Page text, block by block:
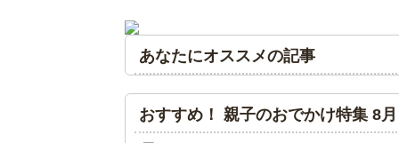
あなたにオススメの記事
おすすめ！ 親子のおでかけ特集 8月